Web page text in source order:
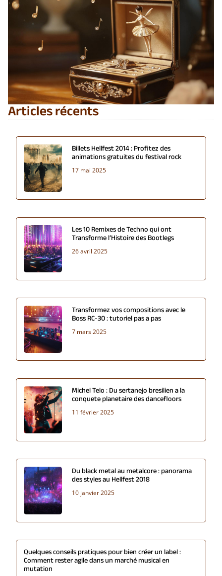
Articles récents
Billets Hellfest 2014 : Profitez des
animations gratuites du festival rock
17 mai 2025
Les 10 Remixes de Techno qui ont
Transforme l’Histoire des Bootlegs
26 avril 2025
Transformez vos compositions avec le
Boss RC-30 : tutoriel pas a pas
7 mars 2025
Michel Telo : Du sertanejo bresilien a la
conquete planetaire des dancefloors
11 février 2025
Du black metal au metalcore : panorama
des styles au Hellfest 2018
10 janvier 2025
Quelques conseils pratiques pour bien créer un label :
Comment rester agile dans un marché musical en
mutation